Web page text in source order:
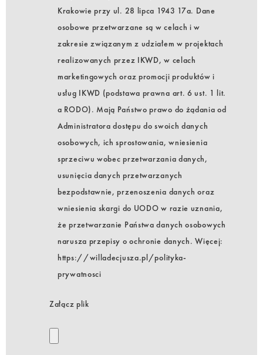
Krakowie przy ul. 28 lipca 1943 17a. Dane
osobowe przetwarzane są w celach i w
zakresie związanym z udziałem w projektach
realizowanych przez IKWD, w celach
marketingowych oraz promocji produktów i
usług IKWD (podstawa prawna art. 6 ust. 1 lit.
a RODO). Mają Państwo prawo do żądania od
Administratora dostępu do swoich danych
osobowych, ich sprostowania, wniesienia
sprzeciwu wobec przetwarzania danych,
usunięcia danych przetwarzanych
bezpodstawnie, przenoszenia danych oraz
wniesienia skargi do UODO w razie uznania,
że przetwarzanie Państwa danych osobowych
narusza przepisy o ochronie danych. Więcej:
https://willadecjusza.pl/polityka-
prywatnosci
Załącz plik